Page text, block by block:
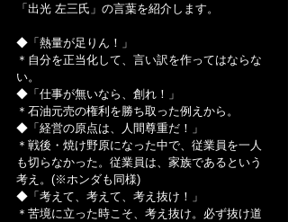
「出光 左三氏」の言葉を紹介します。
◆「熱量が足りん！」
＊自分を正当化して、言い訳を作ってはならな
い。
◆「仕事が無いなら、創れ！」
＊石油元売の権利を勝ち取った例えから。
◆「経営の原点は、人間尊重だ！」
＊戦後・焼け野原になった中で、従業員を一人
も切らなかった。従業員は、家族であるという
考え。(※ホンダも同様)
◆「考えて、考えて、考え抜け！」
＊苦境に立った時こそ、考え抜け。必ず抜け道